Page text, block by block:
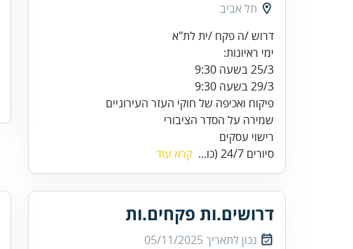
תל אביב
29/3 בשעה 9:30
רישוי עסקים
סיורים 24/7 (כו...
קרא עוד
דרושים.ות פקחים.ות
נכון לתאריך05/11/2025